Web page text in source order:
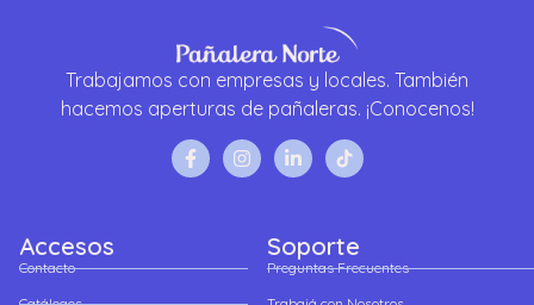
Trabajamos con empresas y locales. También
hacemos aperturas de pañaleras. ¡Conocenos!
Accesos
Contacto
Soporte
Preguntas Frecuentes